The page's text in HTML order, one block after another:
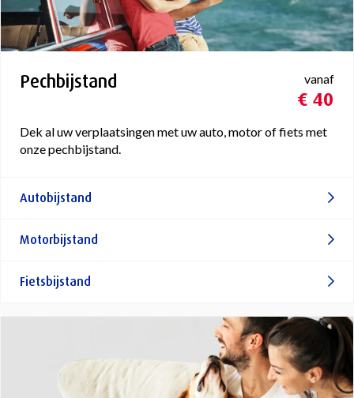
Pechbijstand vanaf
€ 40
Dek al uw verplaatsingen met uw auto, motor of fiets met
onze pechbijstand.
Autobijstand
Motorbijstand
Fietsbijstand